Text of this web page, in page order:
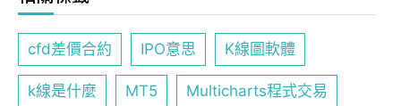
cfd差價合約 IPO意思 K線圖軟體
k線是什麼 MT5 Multicharts程式交易